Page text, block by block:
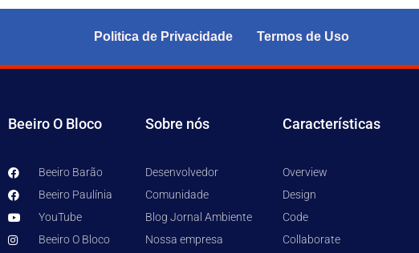
Politica de Privacidade Termos de Uso
Beeiro O Bloco
Beeiro Barão
Beeiro Paulínia
YouTube
Beeiro O Bloco
Sobre nós
Desenvolvedor
Comunidade
Blog Jornal Ambiente
Nossa empresa
Características
Overview
Design
Code
Collaborate